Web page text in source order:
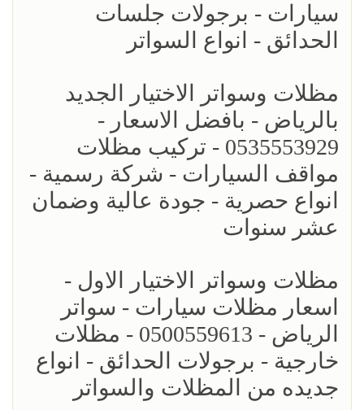
سيارات - برجولات جلسات
الحدائق - انواع السواتر
مظلات وسواتر الاختيار الجديد
بالرياض - بافضل الاسعار -
0535553929 - تركيب مظلات
مواقف السيارات - شركة رسمية -
انواع حصرية - جودة عالية وضمان
عشر سنوات
مظلات وسواتر الاختيار الاول -
اسعار مظلات سيارات - سواتر
الرياض - 0500559613 - مظلات
خارجية - برجولات الحدائق - انواع
جديده من المظلات والسواتر